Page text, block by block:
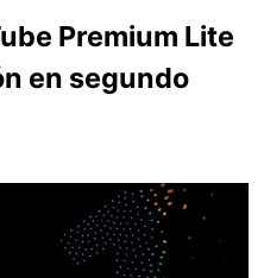
Premium Lite
en segundo